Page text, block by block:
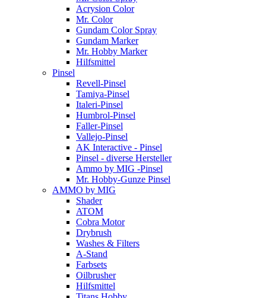
Acrysion Color
Mr. Color
Gundam Color Spray
Gundam Marker
Mr. Hobby Marker
Hilfsmittel
Pinsel
Revell-Pinsel
Tamiya-Pinsel
Italeri-Pinsel
Humbrol-Pinsel
Faller-Pinsel
Vallejo-Pinsel
AK Interactive - Pinsel
Pinsel - diverse Hersteller
Ammo by MIG -Pinsel
Mr. Hobby-Gunze Pinsel
AMMO by MIG
Shader
ATOM
Cobra Motor
Drybrush
Washes & Filters
A-Stand
Farbsets
Oilbrusher
Hilfsmittel